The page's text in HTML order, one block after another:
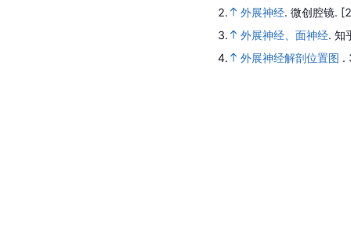
2.
外展神经. 微创腔镜.
3.
外展神经、面神经. 知
4.
外展神经解剖位置图 .